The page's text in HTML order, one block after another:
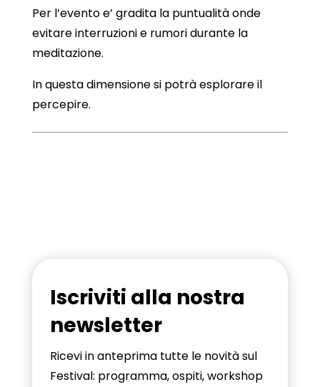
Per l’evento e’ gradita la puntualità onde
evitare interruzioni e rumori durante la
meditazione.
In questa dimensione si potrà esplorare il
percepire.
Iscriviti alla nostra
newsletter
Ricevi in anteprima tutte le novità sul
Festival: programma, ospiti, workshop